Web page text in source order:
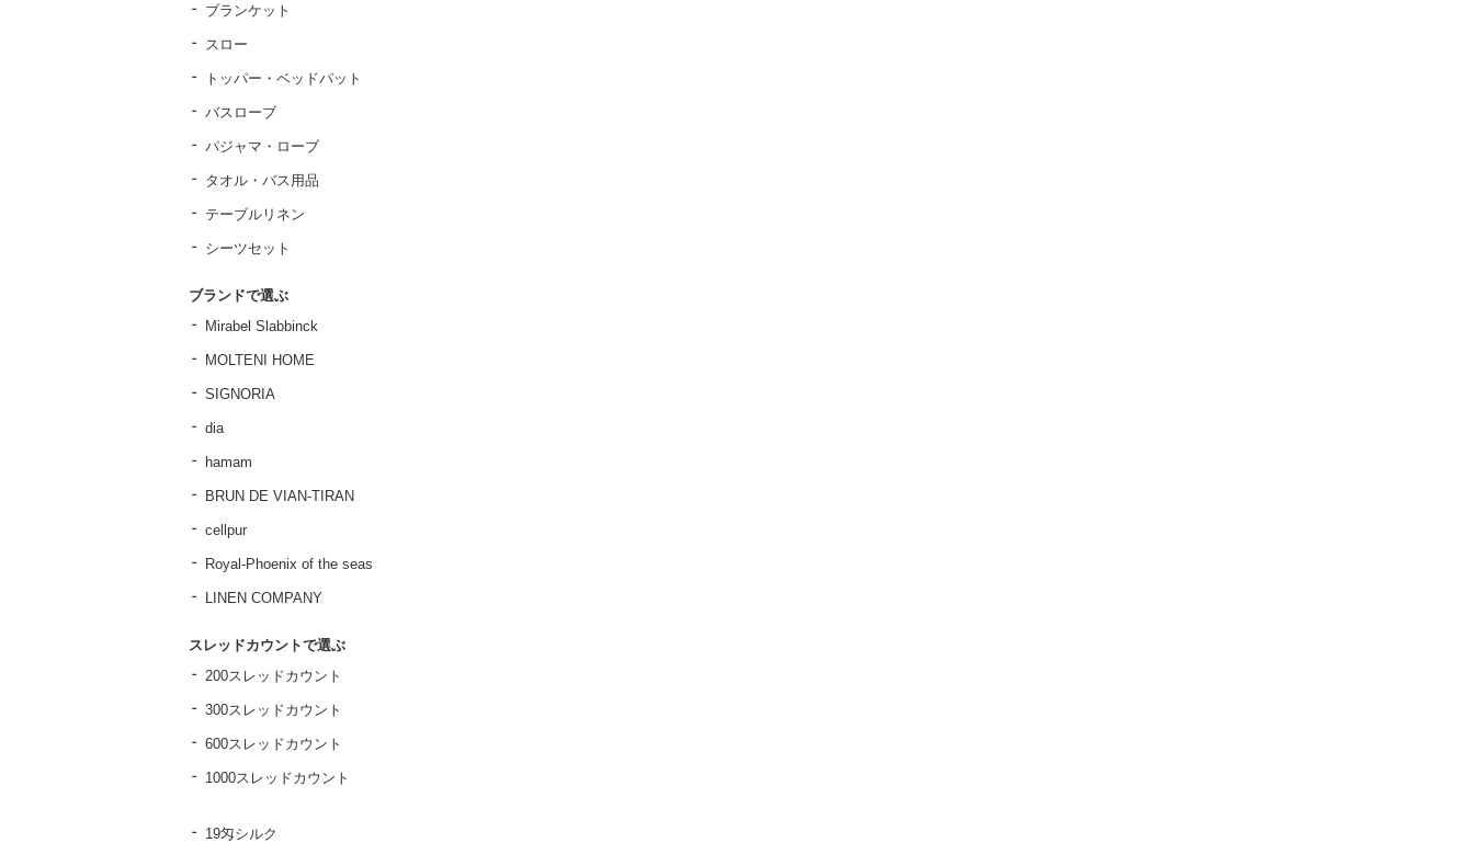
ブランケット
スロー
トッパー・ベッドパット
バスローブ
パジャマ・ローブ
タオル・バス用品
テーブルリネン
シーツセット
ブランドで選ぶ
Mirabel Slabbinck
MOLTENI HOME
SIGNORIA
dia
hamam
BRUN DE VIAN-TIRAN
cellpur
Royal-Phoenix of the seas
LINEN COMPANY
スレッドカウントで選ぶ
200スレッドカウント
300スレッドカウント
600スレッドカウント
1000スレッドカウント
19匁シルク